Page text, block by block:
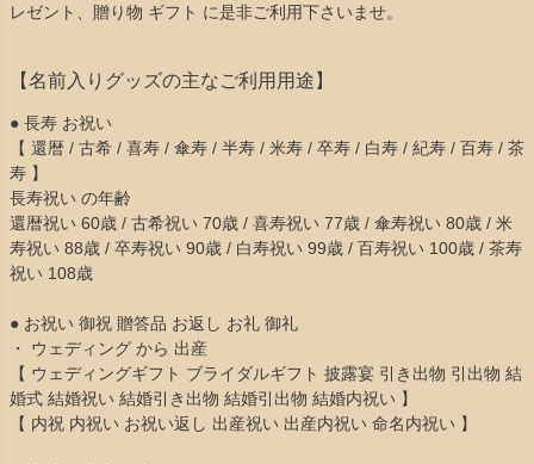
レゼント、贈り物 ギフト に是非ご利用下さいませ。
【名前入りグッズの主なご利用用途】
● 長寿 お祝い
【 還暦 / 古希 / 喜寿 / 傘寿 / 半寿 / 米寿 / 卒寿 / 白寿 / 紀寿 / 百寿 / 茶
寿 】
長寿祝い の年齢
還暦祝い 60歳 / 古希祝い 70歳 / 喜寿祝い 77歳 / 傘寿祝い 80歳 / 米
寿祝い 88歳 / 卒寿祝い 90歳 / 白寿祝い 99歳 / 百寿祝い 100歳 / 茶寿
祝い 108歳
● お祝い 御祝 贈答品 お返し お礼 御礼
・ ウェディング から 出産
【 ウェディングギフト ブライダルギフト 披露宴 引き出物 引出物 結
婚式 結婚祝い 結婚引き出物 結婚引出物 結婚内祝い 】
【 内祝 内祝い お祝い返し 出産祝い 出産内祝い 命名内祝い 】